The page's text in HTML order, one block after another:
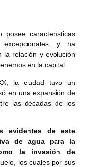
características
excepcionales, y ha
la relación y evolución
en la capital.
la ciudad tuvo un
en una expansión de
las décadas de los
evidentes de este
de agua para la
la invasión de
los cuales por sus